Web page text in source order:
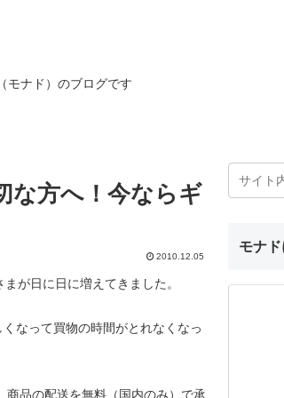
モナド）のブログです
な方へ！今ならギ
2010.12.05
が日に日に増えてきました。
なって買物の時間がとれなくなっ
品の配送を無料（国内のみ）で承
モナ